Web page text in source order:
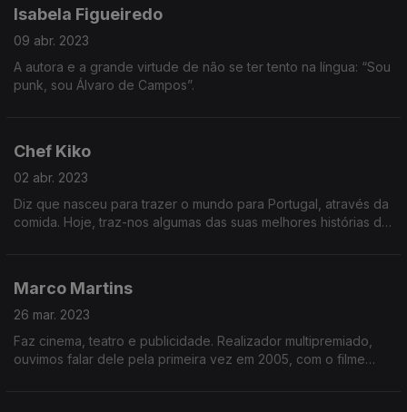
Isabela Figueiredo
09 abr. 2023
A autora e a grande virtude de não se ter tento na língua: “Sou
punk, sou Álvaro de Campos”.
Chef Kiko
02 abr. 2023
Diz que nasceu para trazer o mundo para Portugal, através da
comida. Hoje, traz-nos algumas das suas melhores histórias de
Marco Martins
26 mar. 2023
Faz cinema, teatro e publicidade. Realizador multipremiado,
ouvimos falar dele pela primeira vez em 2005, com o filme